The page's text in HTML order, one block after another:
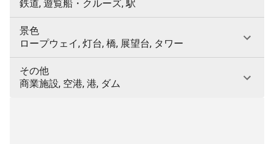
鉄道, 遊覧船・クルーズ, 駅
景色
ロープウェイ, 灯台, 橋, 展望台, タワー
その他
商業施設, 空港, 港, ダム